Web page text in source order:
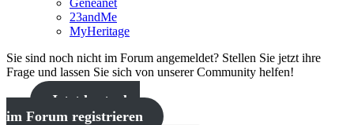
Geneanet
23andMe
MyHeritage
Sie sind noch nicht im Forum angemeldet? Stellen Sie jetzt ihre
Frage und lassen Sie sich von unserer Community helfen!
Jetzt kostenlos
im Forum registrieren